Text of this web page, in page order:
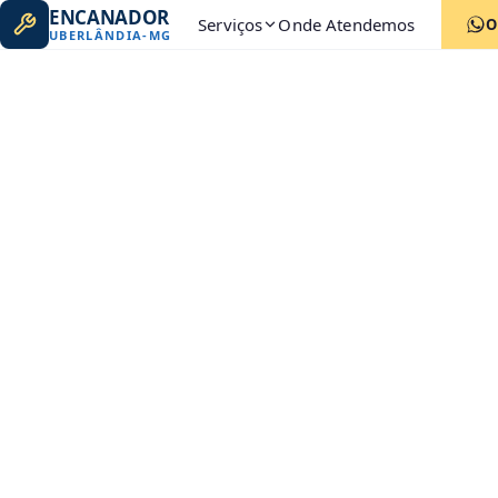
ENCANADOR
UBERLÂNDIA- MG Serviços Onde Atendemos